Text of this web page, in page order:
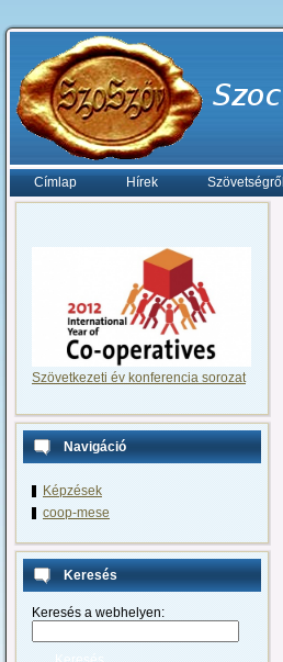
Címlap Hírek Szövetségről
Szövetkezeti év konferencia sorozat
Navigáció
Képzések
coop-mese
Keresés
Keresés a webhelyen: